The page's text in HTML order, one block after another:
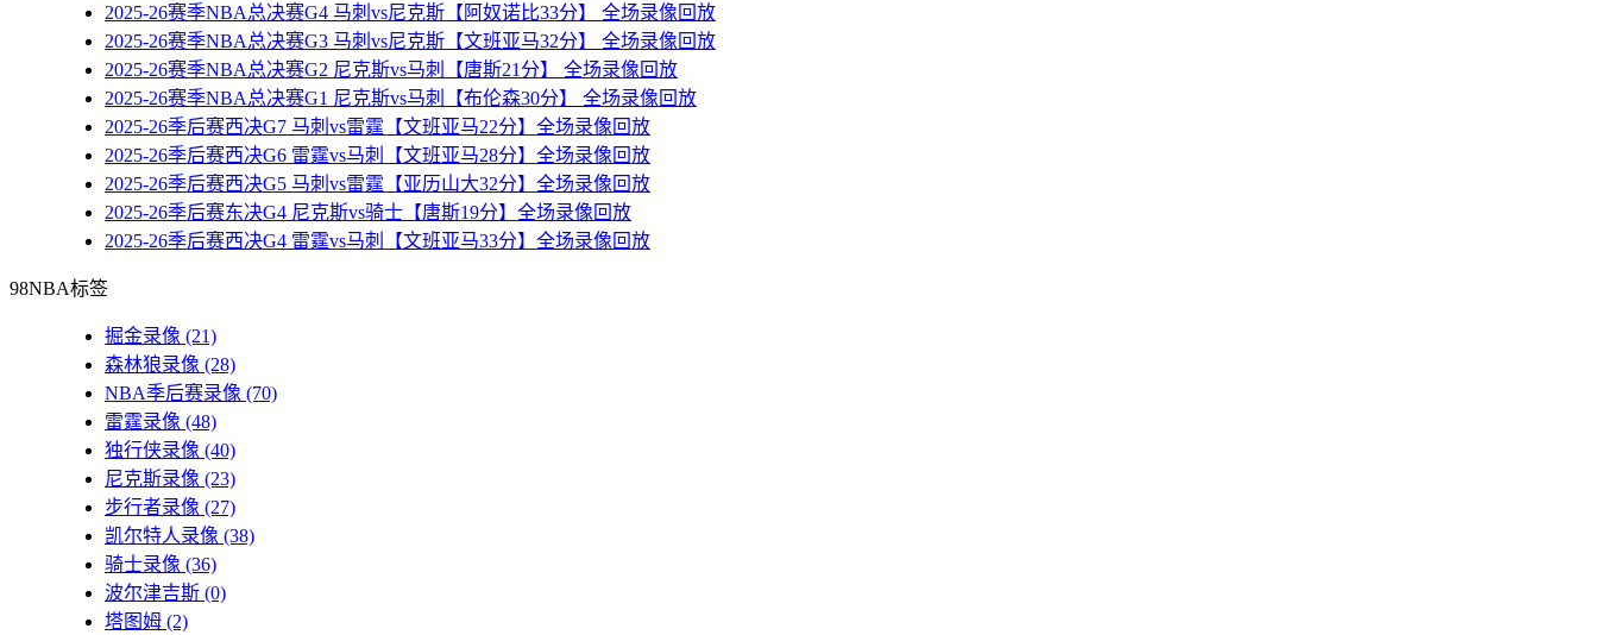
2025-26赛季NBA总决赛G4 马刺vs尼克斯【阿奴诺比33分】 全场录像回放
2025-26赛季NBA总决赛G3 马刺vs尼克斯【文班亚马32分】 全场录像回放
2025-26赛季NBA总决赛G2 尼克斯vs马刺【唐斯21分】 全场录像回放
2025-26赛季NBA总决赛G1 尼克斯vs马刺【布伦森30分】 全场录像回放
2025-26季后赛西决G7 马刺vs雷霆【文班亚马22分】全场录像回放
2025-26季后赛西决G6 雷霆vs马刺【文班亚马28分】全场录像回放
2025-26季后赛西决G5 马刺vs雷霆【亚历山大32分】全场录像回放
2025-26季后赛东决G4 尼克斯vs骑士【唐斯19分】全场录像回放
2025-26季后赛西决G4 雷霆vs马刺【文班亚马33分】全场录像回放
98NBA标签
掘金录像 (21)
森林狼录像 (28)
NBA季后赛录像 (70)
雷霆录像 (48)
独行侠录像 (40)
尼克斯录像 (23)
步行者录像 (27)
凯尔特人录像 (38)
骑士录像 (36)
波尔津吉斯 (0)
塔图姆 (2)